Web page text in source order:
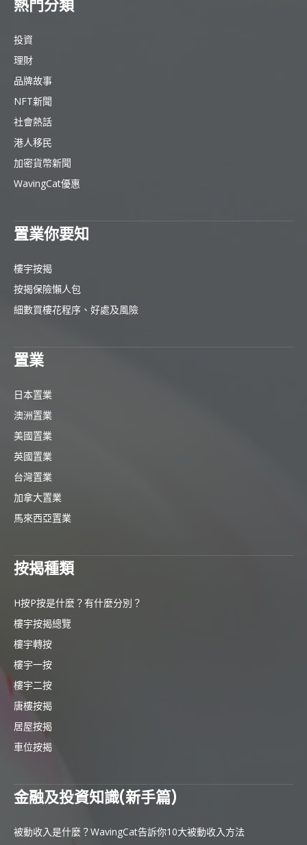
熱門分類
投資
理財
品牌故事
NFT新聞
社會熱話
港人移民
加密貨幣新聞
WavingCat優惠
置業你要知
樓宇按揭
按揭保險懶人包
細數買樓花程序、好處及風險
置業
日本置業
澳洲置業
美國置業
英國置業
台灣置業
加拿大置業
馬來西亞置業
按揭種類
H按P按是什麼？有什麼分別？
樓宇按揭總覽
樓宇轉按
樓宇一按
樓宇二按
唐樓按揭
居屋按揭
車位按揭
金融及投資知識(新手篇)
被動收入是什麼？WavingCat告訴你10大被動收入方法